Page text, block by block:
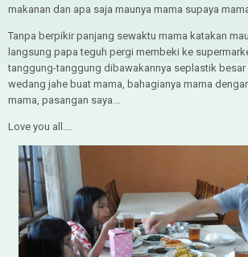
makanan dan apa saja maunya mama supaya
Tanpa berpikir panjang sewaktu mama katakan
langsung papa teguh pergi membeki ke
tanggung-tanggung dibawakannya seplastik besar
wedang jahe buat mama, bahagianya mama
mama, pasangan saya...
Love you all....